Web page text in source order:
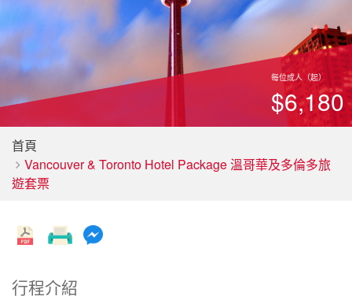
每位成人（起）
$6,180
首頁
Vancouver & Toronto Hotel Package 溫哥華及多倫多旅
遊套票
行程介紹